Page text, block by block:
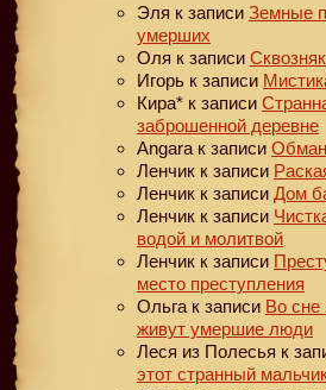
Эля к записи Земные
умерших
Оля к записи Сквозняк
Игорь к записи
Кира* к записи
заброшенной деревне
Angara к записи
Ленчик к записи
Ленчик к записи Дом
Ленчик к записи
водой и молитвой
Ленчик к записи
место преступления
Ольга к записи Во сне
живут умершие люди
Леся из Полесья к
этот странный